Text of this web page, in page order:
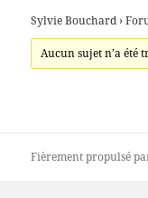
Sylvie Bouchard ›
Aucun sujet n’a été
Fièrement propulsé